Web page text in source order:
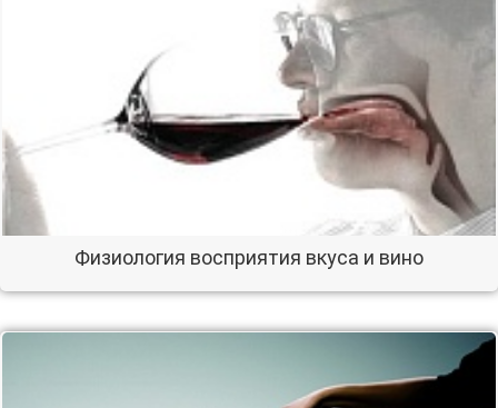
Физиология восприятия вкуса и вино